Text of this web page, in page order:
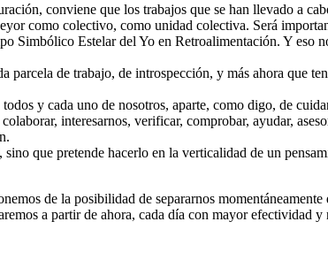
conviene que los trabajos que se han llevado a
como colectivo, como unidad colectiva. Será
Simbólico Estelar del Yo en Retroalimentación. Y eso
de trabajo, de introspección, y más ahora que
y cada uno de nosotros, aparte, como digo, de
interesarnos, verificar, comprobar, ayudar,
que pretende hacerlo en la verticalidad de un
de la posibilidad de separarnos
a partir de ahora, cada día con mayor